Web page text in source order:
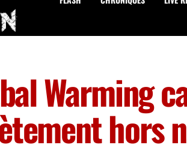
Warming
hors